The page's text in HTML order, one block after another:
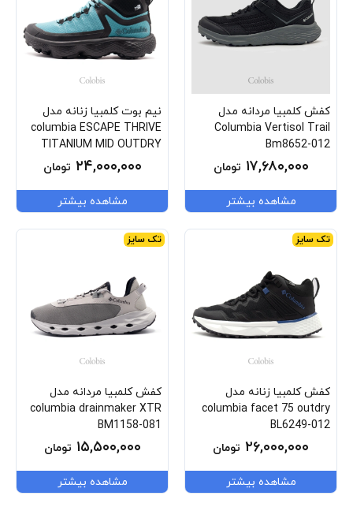
کفش کلمبیا مردانه مدل
Columbia Vertisol Trail
Bm8652-012
۱۷,۶۸۰,۰۰۰ تومان
مشاهده بیشتر
نیم بوت کلمبیا زنانه مدل
columbia ESCAPE THRIVE
TITANIUM MID OUTDRY
BL2979-330
۲۴,۰۰۰,۰۰۰ تومان
مشاهده بیشتر
تک سایز
کفش کلمبیا زنانه مدل
columbia facet 75 outdry
BL6249-012
۲۶,۰۰۰,۰۰۰ تومان
مشاهده بیشتر
تک سایز
کفش کلمبیا مردانه مدل
columbia drainmaker XTR
BM1158-081
۱۵,۵۰۰,۰۰۰ تومان
مشاهده بیشتر